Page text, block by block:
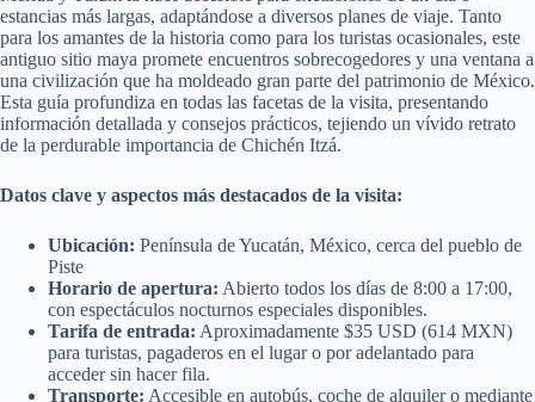
estancias más largas, adaptándose a diversos planes de viaje. Tanto
para los amantes de la historia como para los turistas ocasionales, este
antiguo sitio maya promete encuentros sobrecogedores y una ventana a
una civilización que ha moldeado gran parte del patrimonio de México.
Esta guía profundiza en todas las facetas de la visita, presentando
información detallada y consejos prácticos, tejiendo un vívido retrato
de la perdurable importancia de Chichén Itzá.
Datos clave y aspectos más destacados de la visita:
Ubicación: Península de Yucatán, México, cerca del pueblo de
Piste
Horario de apertura: Abierto todos los días de 8:00 a 17:00,
con espectáculos nocturnos especiales disponibles.
Tarifa de entrada: Aproximadamente $35 USD (614 MXN)
para turistas, pagaderos en el lugar o por adelantado para
acceder sin hacer fila.
Transporte: Accesible en autobús, coche de alquiler o mediante